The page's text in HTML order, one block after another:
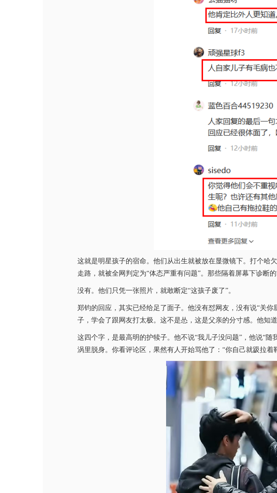
这就是明星孩子的宿命。他们从出生就被放在显微镜下。打个哈
走路，就被全网判定为“体态严重有问题”。那些隔着屏幕下诊断
没有。他们只凭一张照片，就敢断定“这孩子废了”。
郑钧的回应，其实已经给足了面子。他没有怼网友，没有说“关
子，学会了跟网友打太极。这不是怂，这是父亲的分寸感。他知
这四个字，是最高明的护犊子。他不说“我儿子没问题”，他说“
涡里脱身。你看评论区，果然有人开始骂他了：“你自己就趿拉